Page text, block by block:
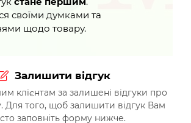
своїми думками та
щодо товару.
Залишити відгук
клієнтам за залишені відгуки про
Для того, щоб залишити відгук Вам
заповніть форму нижче.